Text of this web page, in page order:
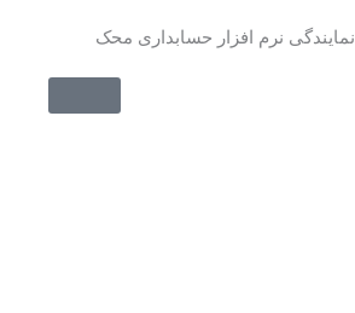
به
نمایندگی نرم افزار حسابداری محک